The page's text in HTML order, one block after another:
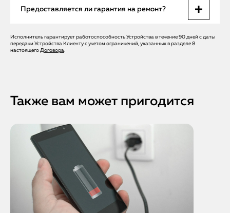
занимают 30–60 минут. При серьёзных повреждениях
Предоставляется ли гарантия на ремонт?
Да, все работы и оригинальные запчасти Apple
сопровождаются официальной гарантией, включая
Исполнитель гарантирует работоспособность Устройства в течение 90 дней с даты
передачи Устройства Клиенту с учетом ограничений, указанных в разделе 8
настоящего Договора.
Также вам может пригодится